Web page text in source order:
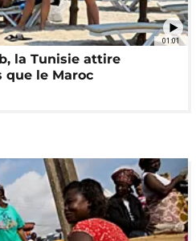
01:01
la Tunisie attire
que le Maroc